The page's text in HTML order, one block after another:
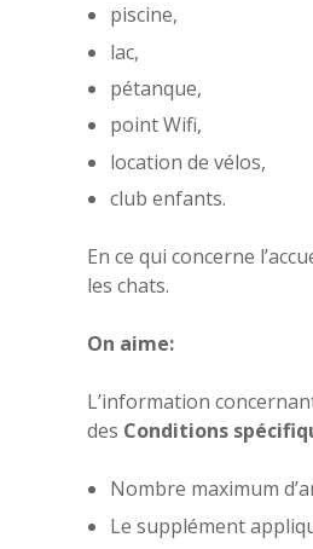
piscine,
lac,
pétanque,
point Wifi,
location de vélos,
club enfants.
En ce qui concerne
les chats.
On aime:
L’information
des Conditions
Nombre maximum
Le supplément